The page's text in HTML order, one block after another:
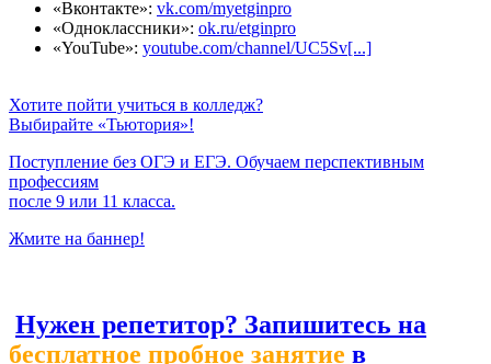
«Вконтакте»: vk.com/myetginpro
«Одноклассники»: ok.ru/etginpro
«YouTube»: youtube.com/channel/UC5Sv[...]
Хотите пойти учиться в колледж?
Выбирайте «Тьютория»!
Поступление без ОГЭ и ЕГЭ. Обучаем перспективным
профессиям
после 9 или 11 класса.
Жмите на баннер!
Нужен репетитор? Запишитесь на
бесплатное пробное занятие в